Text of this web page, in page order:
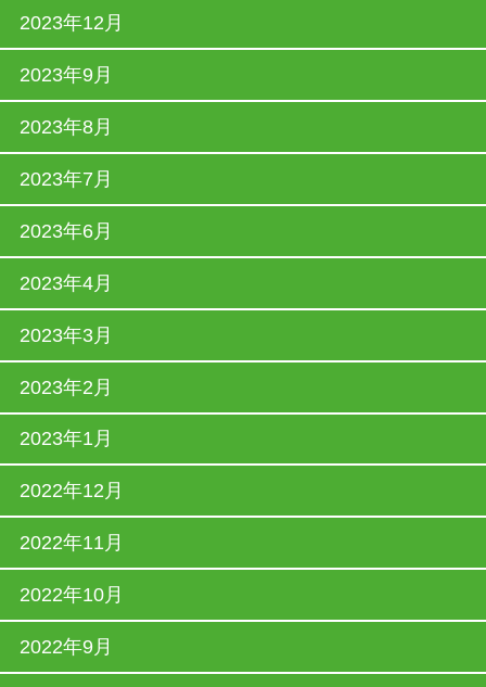
2023年12月
2023年9月
2023年8月
2023年7月
2023年6月
2023年4月
2023年3月
2023年2月
2023年1月
2022年12月
2022年11月
2022年10月
2022年9月